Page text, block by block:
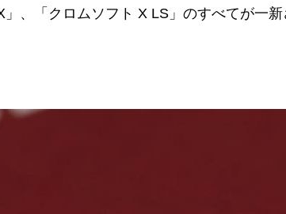
、「クロムソフト X LS」のすべてが一新